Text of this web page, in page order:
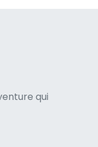
qui